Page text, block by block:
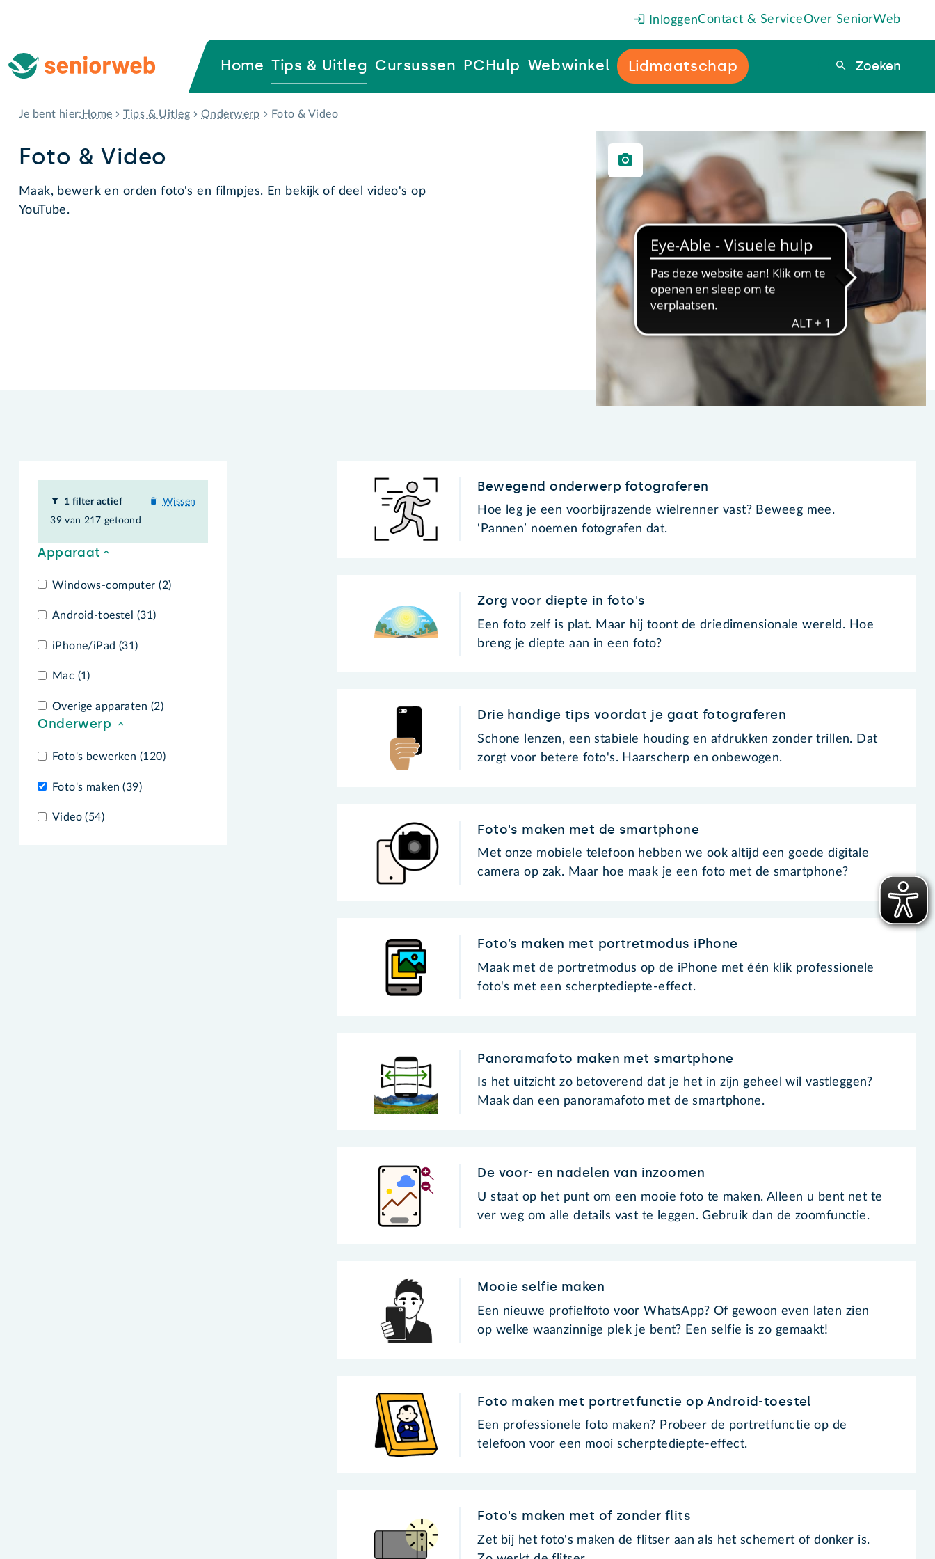
InloggenContact & ServiceOver SeniorWeb
Home Tips & Uitleg Cursussen PCHulp Webwinkel Lidmaatschap Zoeken
Zoeken
Je bent hier: Home Tips & Uitleg Onderwerp Foto & Video
Foto & Video
Maak, bewerk en orden foto's en filmpjes. En bekijk of deel video's op
YouTube.
1 filter actief
39 van 217 getoond
Wissen
Apparaat
Windows-computer (2)
Android-toestel (31)
iPhone/iPad (31)
Mac (1)
Overige apparaten (2)
Onderwerp
Foto's bewerken (120)
Foto's maken (39)
Video (54)
Bewegend onderwerp fotograferen
Hoe leg je een voorbijrazende wielrenner vast? Beweeg mee.
‘Pannen’ noemen fotografen dat.
Zorg voor diepte in foto's
Een foto zelf is plat. Maar hij toont de driedimensionale wereld. Hoe
breng je diepte aan in een foto?
Drie handige tips voordat je gaat fotograferen
Schone lenzen, een stabiele houding en afdrukken zonder trillen. Dat
zorgt voor betere foto's. Haarscherp en onbewogen.
Foto's maken met de smartphone
Met onze mobiele telefoon hebben we ook altijd een goede digitale
camera op zak. Maar hoe maak je een foto met de smartphone?
Foto’s maken met portretmodus iPhone
Maak met de portretmodus op de iPhone met één klik professionele
foto's met een scherptediepte-effect.
Panoramafoto maken met smartphone
Is het uitzicht zo betoverend dat je het in zijn geheel wil vastleggen?
Maak dan een panoramafoto met de smartphone.
De voor- en nadelen van inzoomen
U staat op het punt om een mooie foto te maken. Alleen u bent net te
ver weg om alle details vast te leggen. Gebruik dan de zoomfunctie.
Mooie selfie maken
Een nieuwe profielfoto voor WhatsApp? Of gewoon even laten zien
op welke waanzinnige plek je bent? Een selfie is zo gemaakt!
Foto maken met portretfunctie op Android-toestel
Een professionele foto maken? Probeer de portretfunctie op de
telefoon voor een mooi scherptediepte-effect.
Foto's maken met of zonder flits
Zet bij het foto's maken de flitser aan als het schemert of donker is.